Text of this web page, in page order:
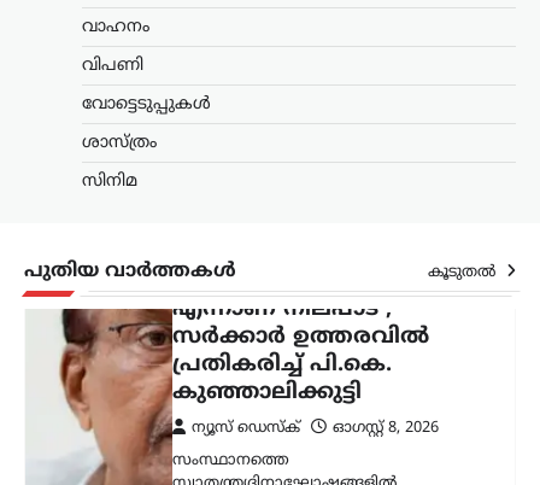
വാഹനം
വിപണി
വോട്ടെടുപ്പുകൾ
ശാസ്ത്രം
സിനിമ
പുതിയ വാർത്തകൾ കൂടുതൽ
വന്ദേമാതരം പൂർണമായും
ഉത്തരവിൽ പ്രതികരണവുമായി മുസ്ലിം
ലീഗ് നേതാവ് പി.കെ. കുഞ്ഞാലിക്കുട്ടി.
ചൊല്ലേണ്ടതില്ലെന്ന നിലപാടിൽ
ലേറ്റസ്റ്റ് ന്യൂസ്
ഇറാന്റെ പുതിയ
പരമോന്നത നേതാവിന്റെ
മരണവാർത്ത ഉടൻ;
ഇസ്രായേലി മാധ്യമങ്ങളിൽ
അഭ്യൂഹ വാർത്തകൾ
ന്യൂസ് ഡെസ്ക്
ഓഗസ്റ്റ്‌ 8, 2026
ഇറാന്റെ പരമോന്നത നേതാവായി